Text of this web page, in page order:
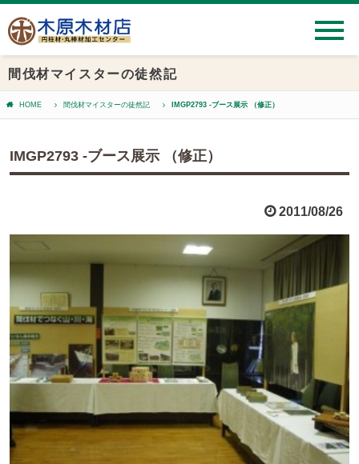
間伐材マイスターの徒然記
HOME 間伐材マイスターの徒然記 IMGP2793 -ブース展示 （修正）
IMGP2793 -ブース展示 （修正）
2011/08/26